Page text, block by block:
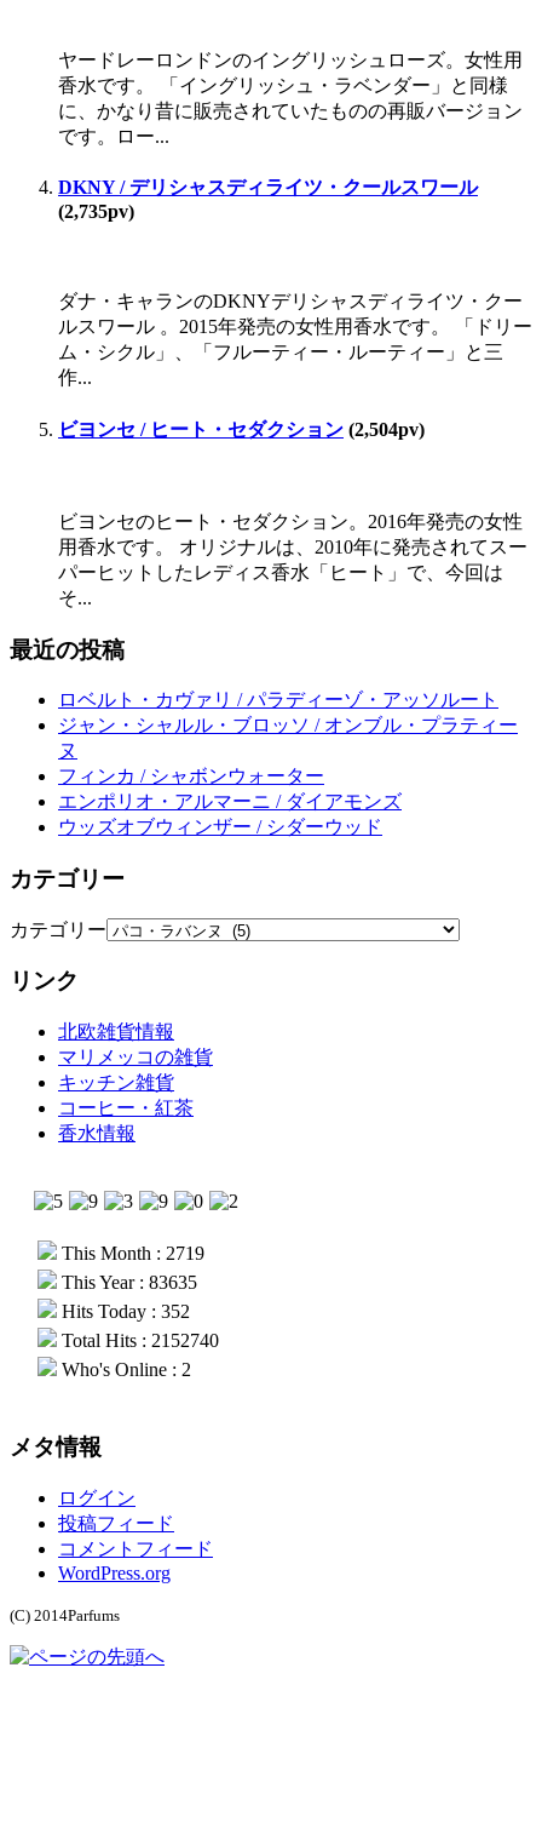
ヤードレーロンドンのイングリッシュローズ。女性用
香水です。 「イングリッシュ・ラベンダー」と同様
に、かなり昔に販売されていたものの再販バージョン
です。ロー...
DKNY / デリシャスディライツ・クールスワール
(2,735pv)
ダナ・キャランのDKNYデリシャスディライツ・クー
ルスワール 。2015年発売の女性用香水です。 「ドリー
ム・シクル」、「フルーティー・ルーティー」と三
作...
ビヨンセ / ヒート・セダクション (2,504pv)
ビヨンセのヒート・セダクション。2016年発売の女性
用香水です。 オリジナルは、2010年に発売されてスー
パーヒットしたレディス香水「ヒート」で、今回は
そ...
最近の投稿
ロベルト・カヴァリ / パラディーゾ・アッソルート
ジャン・シャルル・ブロッソ / オンブル・プラティー
ヌ
フィンカ / シャボンウォーター
エンポリオ・アルマーニ / ダイアモンズ
ウッズオブウィンザー / シダーウッド
カテゴリー
カテゴリー
リンク
北欧雑貨情報
マリメッコの雑貨
キッチン雑貨
コーヒー・紅茶
香水情報
This Month : 2719
This Year : 83635
Hits Today : 352
Total Hits : 2152740
Who's Online : 2
メタ情報
ログイン
投稿フィード
コメントフィード
WordPress.org
(C) 2014Parfums